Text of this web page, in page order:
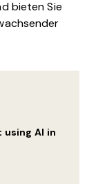
bieten Sie
using AI in